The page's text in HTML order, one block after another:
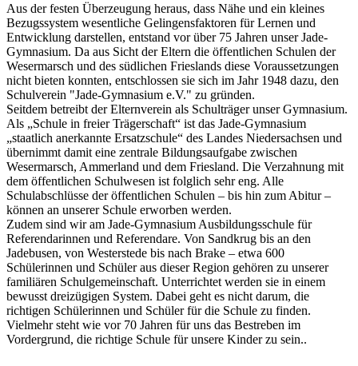
Aus der festen Überzeugung heraus, dass Nähe und ein kleines
Bezugssystem wesentliche Gelingensfaktoren für Lernen und
Entwicklung darstellen, entstand vor über 75 Jahren unser Jade-
Gymnasium. Da aus Sicht der Eltern die öffentlichen Schulen der
Wesermarsch und des südlichen Frieslands diese Voraussetzungen
nicht bieten konnten, entschlossen sie sich im Jahr 1948 dazu, den
Schulverein "Jade-Gymnasium e.V." zu gründen.
Seitdem betreibt der Elternverein als Schulträger unser Gymnasium.
Als „Schule in freier Trägerschaft“ ist das Jade-Gymnasium
„staatlich anerkannte Ersatzschule“ des Landes Niedersachsen und
übernimmt damit eine zentrale Bildungsaufgabe zwischen
Wesermarsch, Ammerland und dem Friesland. Die Verzahnung mit
dem öffentlichen Schulwesen ist folglich sehr eng. Alle
Schulabschlüsse der öffentlichen Schulen – bis hin zum Abitur –
können an unserer Schule erworben werden.
Zudem sind wir am Jade-Gymnasium Ausbildungsschule für
Referendarinnen und Referendare. Von Sandkrug bis an den
Jadebusen, von Westerstede bis nach Brake – etwa 600
Schülerinnen und Schüler aus dieser Region gehören zu unserer
familiären Schulgemeinschaft. Unterrichtet werden sie in einem
bewusst dreizügigen System. Dabei geht es nicht darum, die
richtigen Schülerinnen und Schüler für die Schule zu finden.
Vielmehr steht wie vor 70 Jahren für uns das Bestreben im
Vordergrund, die richtige Schule für unsere Kinder zu sein..